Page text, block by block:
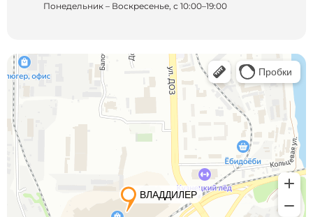
Понедельник – Воскресенье, с 10:00–19:00